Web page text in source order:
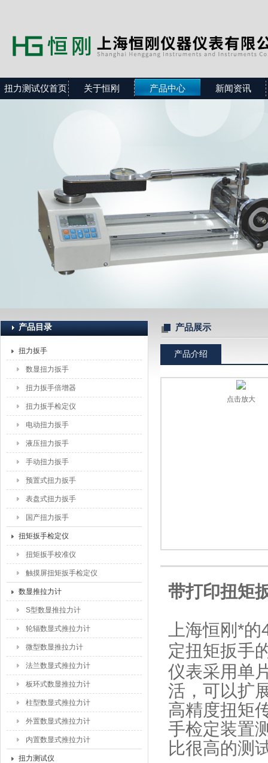
扭力测试仪首页 关于恒刚 产品中心 新闻资讯
产品目录
扭力扳手
数显扭力扳手
扭力扳手倍增器
扭力扳手检定仪
电动扭力扳手
液压扭力扳手
手动扭力扳手
预置式扭力扳手
表盘式扭力扳手
国产扭力扳手
扭矩扳手检定仪
扭矩扳手校准仪
触摸屏扭矩扳手检定仪
数显推拉力计
S型数显推拉力计
轮辐数显式推拉力计
微型数显推拉力计
法兰数显式推拉力计
板环式数显推拉力计
柱型数显式推拉力计
外置数显式推拉力计
内置数显式推拉力计
扭力测试仪
产品展示
产品介绍
点击放大
带打印扭矩
上海恒刚*
定扭矩扳手
仪表采用单
活，可以扩
高精度扭矩
手检定装置
比很高的测